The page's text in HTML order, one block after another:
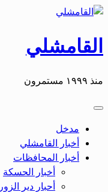
التخطي
المحتوى
القامشلي
منذ ١٩٩٩ مستمرون
مدخل
أخبار القامشلي
أخبار المحافظات
أخبار الحسكة
أحبار دير الزور